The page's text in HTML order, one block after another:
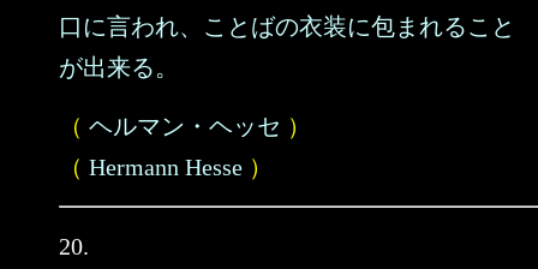
口に言われ、ことばの衣装に包まれること
が出来る。
（ ヘルマン・ヘッセ ）
（ Hermann Hesse ）
20.